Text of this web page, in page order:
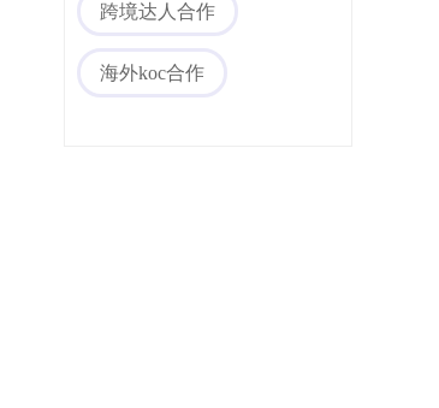
跨境达人合作
海外koc合作